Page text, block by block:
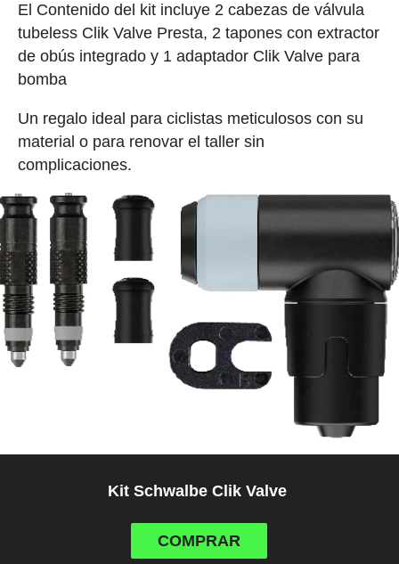
El Contenido del kit incluye 2 cabezas de válvula
tubeless Clik Valve Presta, 2 tapones con extractor
de obús integrado y 1 adaptador Clik Valve para
bomba
Un regalo ideal para ciclistas meticulosos con su
material o para renovar el taller sin
complicaciones.
Kit Schwalbe Clik Valve
COMPRAR